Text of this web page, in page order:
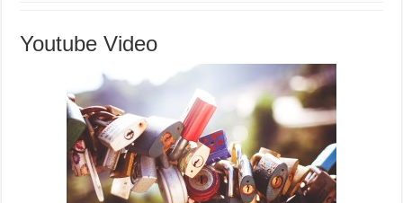
Youtube Video